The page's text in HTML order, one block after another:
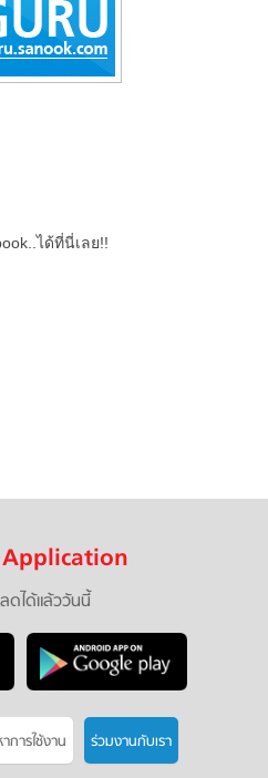
ได้ที่นี่เลย!!
ดได้แล้ววันนี้
การใช้งาน ร่วมงานกับเรา